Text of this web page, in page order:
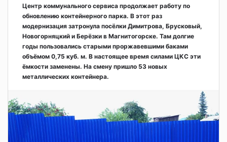
Центр коммунального сервиса продолжает работу по
обновлению контейнерного парка. В этот раз
модернизация затронула посёлки Димитрова, Брусковый,
Новогорняцкий и Берёзки в Магнитогорске. Там долгие
годы пользовались старыми проржавевшими баками
объёмом 0,75 куб. м. В настоящее время силами ЦКС эти
ёмкости заменены. На смену пришло 53 новых
металлических контейнера.